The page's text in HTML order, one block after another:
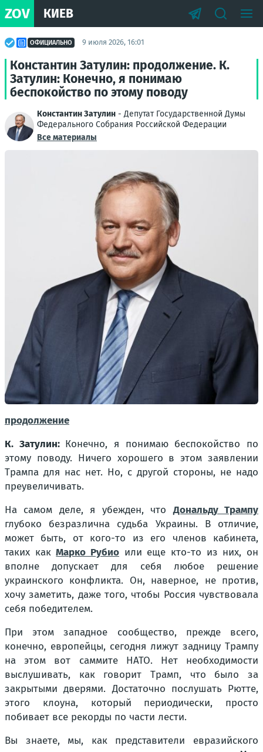
ZOV КИЕВ
ОФИЦИАЛЬНО 9 июля 2026, 16:01
Константин Затулин: продолжение. К.
Затулин: Конечно, я понимаю
беспокойство по этому поводу
Константин Затулин - Депутат Государственной Думы
Федерального Собрания Российской Федерации
Все материалы
продолжение
К. Затулин: Конечно, я понимаю беспокойство по
этому поводу. Ничего хорошего в этом заявлении
Трампа для нас нет. Но, с другой стороны, не надо
преувеличивать.
На самом деле, я убежден, чтоДональду Трампу
глубоко безразлична судьба Украины. В отличие,
может быть, от кого-то из его членов кабинета,
таких какМарко Рубио или еще кто-то из них, он
вполне допускает для себя любое решение
украинского конфликта. Он, наверное, не против,
хочу заметить, даже того, чтобы Россия чувствовала
себя победителем.
При этом западное сообщество, прежде всего,
конечно, европейцы, сегодня лижут задницу Трампу
на этом вот саммите НАТО. Нет необходимости
выслушивать, как говорит Трамп, что было за
закрытыми дверями. Достаточно послушать Рютте,
этого клоуна, который периодически, просто
побивает все рекорды по части лести.
Вы знаете, мы, как представители евразийского